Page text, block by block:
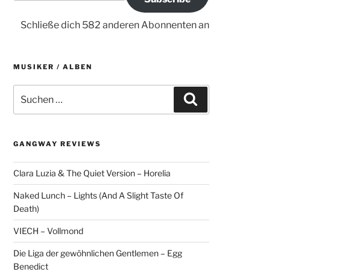
Schließe dich 582 anderen Abonnenten an
MUSIKER / ALBEN
c
e
a
c
h
:
u
GANGWAY REVIEWS
Clara Luzia & The Quiet Version – Horelia
Naked Lunch – Lights (And A Slight Taste Of
Death)
VIECH – Vollmond
Die Liga der gewöhnlichen Gentlemen – Egg
Benedict